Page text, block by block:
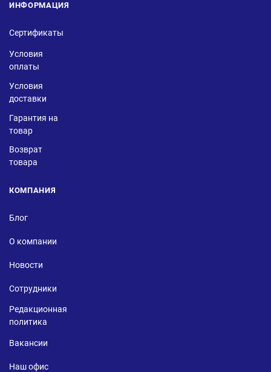
ИНФОРМАЦИЯ
Сертификаты
Условия
оплаты
Условия
доставки
Гарантия на
товар
Возврат
товара
КОМПАНИЯ
Блог
О компании
Новости
Сотрудники
Редакционная
политика
Вакансии
Наш офис